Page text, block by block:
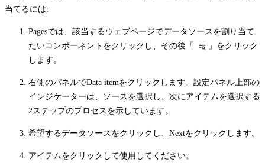
当てるには:
Pagesでは、該当するウェブページでデータソースを割り当て
たいコンポーネントをクリックし、その後「
」をクリック
します。
右側のパネルでData itemをクリックします。設定パネル上部の
インジケーターは、ソースを選択し、次にアイテムを選択する
2ステップのプロセスを示しています。
希望するデータソースをクリックし、 Nextをクリックします。
アイテムをクリックして使用してください。